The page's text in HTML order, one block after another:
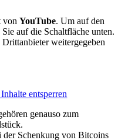
vonYouTube. Um auf den
auf die Schaltfläche unten.
weitergegeben
entsperren
genauso zum
Schenkung von Bitcoins